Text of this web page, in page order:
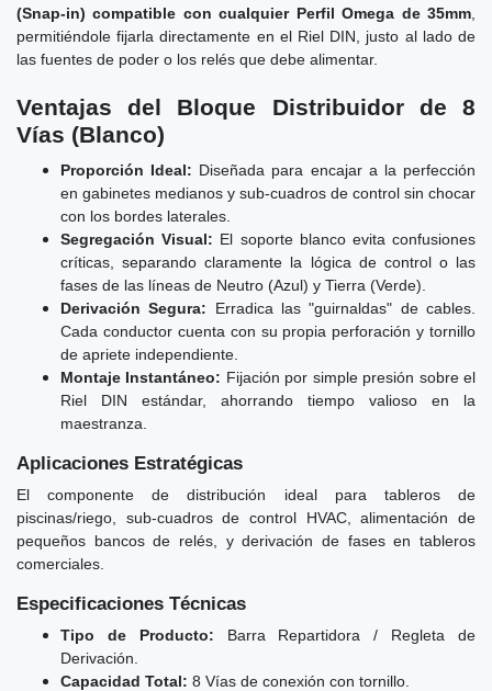
(Snap-in) compatible con cualquier Perfil Omega de 35mm
permitiéndole fijarla directamente en el Riel DIN, justo al lado de
las fuentes de poder o los relés que debe alimentar.
Ventajas del Bloque Distribuidor de 8
Vías (Blanco)
Proporción Ideal: Diseñada para encajar a la perfección
en gabinetes medianos y sub-cuadros de control sin chocar
con los bordes laterales.
Segregación Visual: El soporte blanco evita confusiones
críticas, separando claramente la lógica de control o las
fases de las líneas de Neutro (Azul) y Tierra (Verde).
Derivación Segura: Erradica las "guirnaldas" de cables.
Cada conductor cuenta con su propia perforación y tornillo
de apriete independiente.
Montaje Instantáneo: Fijación por simple presión sobre el
Riel DIN estándar, ahorrando tiempo valioso en la
maestranza.
Aplicaciones Estratégicas
El componente de distribución ideal para tableros de
piscinas/riego, sub-cuadros de control HVAC, alimentación de
pequeños bancos de relés, y derivación de fases en tableros
comerciales.
Especificaciones Técnicas
Tipo de Producto: Barra Repartidora / Regleta de
Derivación.
Capacidad Total: 8 Vías de conexión con tornillo.